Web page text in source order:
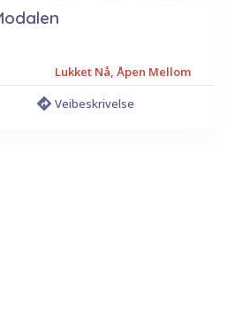
Lukket Nå, Åpen Mellom
Veibeskrivelse